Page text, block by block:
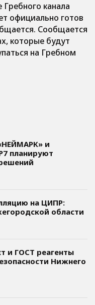
канала
официально готов
Сообщается
которые будут
на Гребном
и
планируют
на ЦИПР:
области
и ГОСТ реагенты
Нижнего